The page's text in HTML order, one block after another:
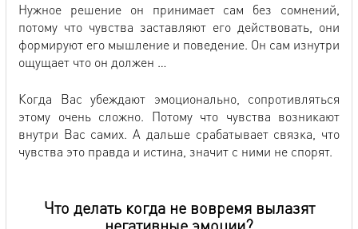
Нужное решение он принимает сам без сомнений,
потому что чувства заставляют его действовать, они
формируют его мышление и поведение. Он сам изнутри
ощущает что он должен …
Когда Вас убеждают эмоционально, сопротивляться
этому очень сложно. Потому что чувства возникают
внутри Вас самих. А дальше срабатывает связка, что
чувства это правда и истина, значит с ними не спорят.
Что делать когда не вовремя вылазят